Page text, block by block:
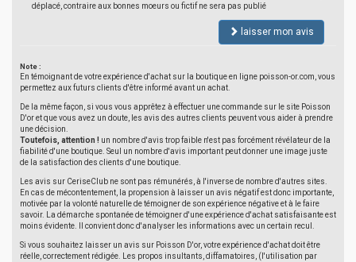
déplacé, contraire aux bonnes moeurs ou fictif ne sera pas publié
laisser mon avis
Note :
En témoignant de votre expérience d'achat sur la boutique en ligne poisson-or.com, vous
permettez aux futurs clients d'être informé avant un achat.
De la même façon, si vous vous apprêtez à effectuer une commande sur le site Poisson
D'or et que vous avez un doute, les avis des autres clients peuvent vous aider à prendre
une décision.
Toutefois, attention ! un nombre d'avis trop faible n'est pas forcément révélateur de la
fiabilité d'une boutique. Seul un nombre d'avis important peut donner une image juste
de la satisfaction des clients d'une boutique.
Les avis sur CeriseClub ne sont pas rémunérés, à l'inverse de nombre d'autres sites.
En cas de mécontentement, la propension à laisser un avis négatif est donc importante,
motivée par la volonté naturelle de témoigner de son expérience négative et à le faire
savoir. La démarche spontanée de témoigner d'une expérience d'achat satisfaisante est
moins évidente. Il convient donc d'analyser les informations avec un certain recul.
Si vous souhaitez laisser un avis sur Poisson D'or, votre expérience d'achat doit être
réelle, correctement rédigée. Les propos insultants, diffamatoires, (l'utilisation par